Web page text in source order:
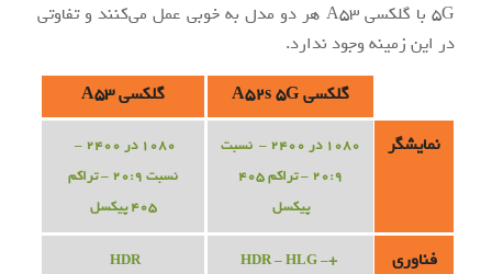
5G با گلکسی A53 هر دو مدل به خوبی عمل می‌کنند و تفاوتی
در این زمینه وجود ندارد.
گلکسی A52s 5G
گلکسی A53
نمایشگر
1080 در 2400 – نسبت
20:9 – تراکم 405
پیکسل
1080 در 2400 –
نسبت 20:9 – تراکم
405 پیکسل
فناوری
+HDR – HLG –
HDR